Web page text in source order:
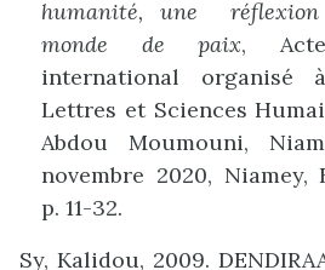
humanité, une
monde de paix,
international organisé
Lettres et Sciences
Abdou Moumouni,
novembre 2020, Niamey,
p. 11-32.
Sy, Kalidou, 2009.